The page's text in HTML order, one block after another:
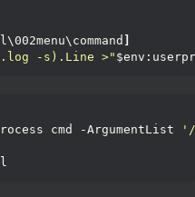
-s).Line >"
cmd -ArgumentList '/